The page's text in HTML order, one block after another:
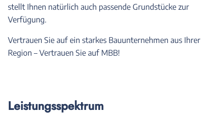
stellt Ihnen natürlich auch passende Grundstücke zur
Verfügung.
Vertrauen Sie auf ein starkes Bauunternehmen aus Ihrer
Region – Vertrauen Sie auf MBB!
Leistungsspektrum